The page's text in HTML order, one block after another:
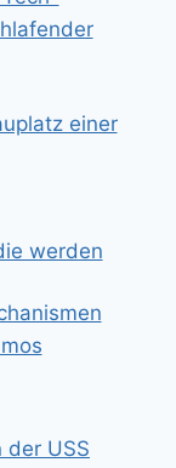
einer
werden
der USS